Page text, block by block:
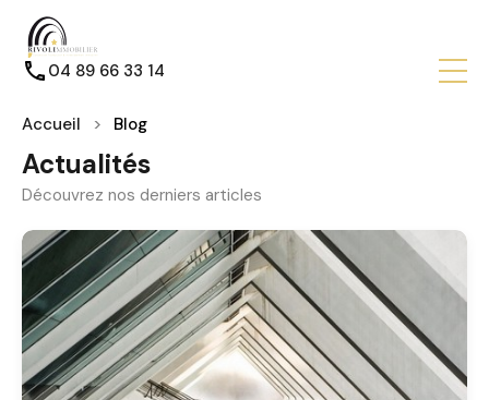
04 89 66 33 14
Accueil Blog
Actualités
Découvrez nos derniers articles